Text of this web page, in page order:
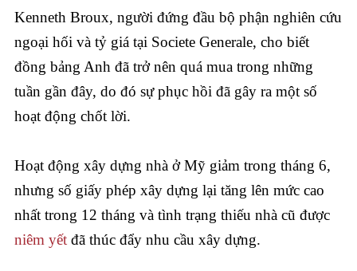
Kenneth Broux, người đứng đầu bộ phận nghiên cứu
ngoại hối và tỷ giá tại Societe Generale, cho biết
đồng bảng Anh đã trở nên quá mua trong những
tuần gần đây, do đó sự phục hồi đã gây ra một số
hoạt động chốt lời.
Hoạt động xây dựng nhà ở Mỹ giảm trong tháng 6,
nhưng số giấy phép xây dựng lại tăng lên mức cao
nhất trong 12 tháng và tình trạng thiếu nhà cũ được
niêm yếtđã thúc đẩy nhu cầu xây dựng.